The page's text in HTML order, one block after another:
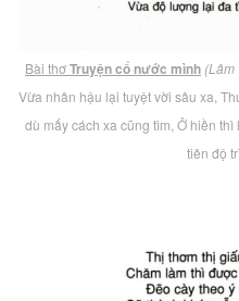
Bài thơTruyện cổ nước mình (Lâm
Vừa nhân hậu lại tuyệt vời sâu xa,
dù mấy cách xa cũng tìm, Ở hiền
tiên độ